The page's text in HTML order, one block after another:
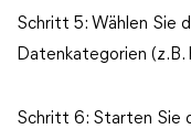
Schritt 5: Wählen Sie
Datenkategorien (z.
Schritt 6: Starten Sie